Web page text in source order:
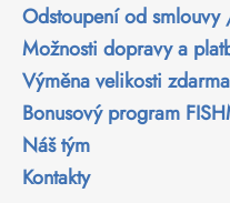
Odstoupení od smlouvy
Možnosti dopravy a
Výměna velikosti zdarma
Bonusový program
Náš tým
Kontakty